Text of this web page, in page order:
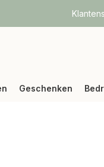
Vanaf 75
Geschenken